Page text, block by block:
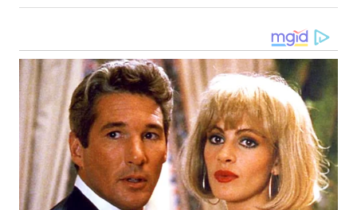
KALBAR
WN
KALTENG
WN
KALTARA
WN
KALSEL